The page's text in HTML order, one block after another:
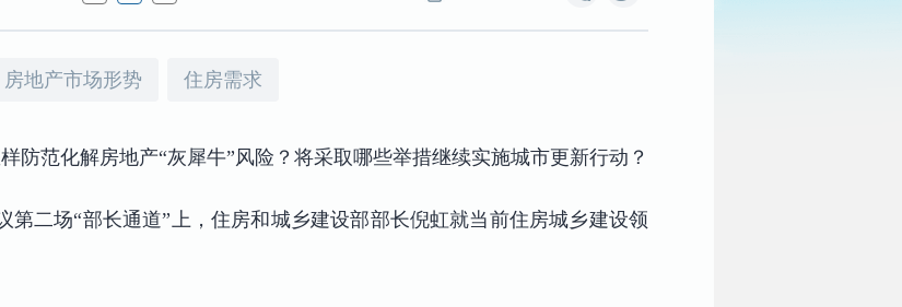
房地产市场形势 住房需求
防范化解房地产“灰犀牛”风险？将采取哪些举措继续实施城市更新行动？
第二场“部长通道”上，住房和城乡建设部部长倪虹就当前住房城乡建设领